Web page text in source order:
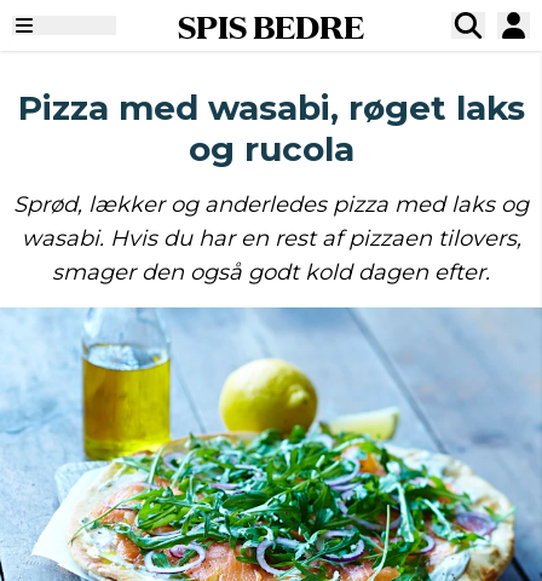
SPIS BEDRE
Pizza med wasabi, røget laks
og rucola
Sprød, lækker og anderledes pizza med laks og
wasabi. Hvis du har en rest af pizzaen tilovers,
smager den også godt kold dagen efter.